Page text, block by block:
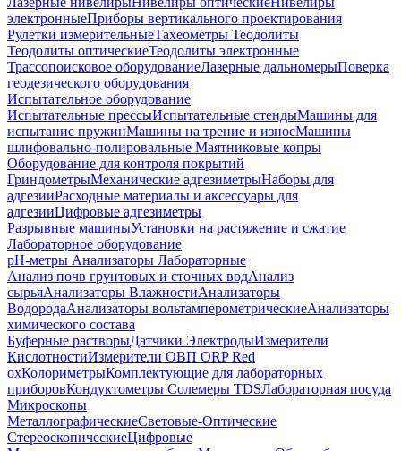
электронныеПриборы вертикального проектирования
Рулетки измерительныеТахеометры Теодолиты
Теодолиты оптическиеТеодолиты электронные
Трассопоисковое оборудованиеЛазерные дальномерыПоверка
геодезического оборудования
Испытательное оборудование
Испытательные прессыИспытательные стендыМашины для
испытание пружинМашины на трение и износМашины
шлифовально-полировальные Маятниковые копры
Оборудование для контроля покрытий
ГриндометрыМеханические адгезиметрыНаборы для
адгезииРасходные материалы и аксессуары для
адгезииЦифровые адгезиметры
Разрывные машиныУстановки на растяжение и сжатие
Лабораторное оборудование
pH-метры Анализаторы Лабораторные
Анализ почв грунтовых и сточных водАнализ
сырьяАнализаторы ВлажностиАнализаторы
ВодородаАнализаторы вольтамперометрическиеАнализаторы
химического состава
Буферные растворыДатчики ЭлектродыИзмерители
КислотностиИзмерители ОВП ORP Red
oxКолориметрыКомплектующие для лабораторных
приборовКондуктометры Солемеры TDSЛабораторная посуда
Микроскопы
МеталлографическиеСветовые-Оптические
СтереоскопическиеЦифровые